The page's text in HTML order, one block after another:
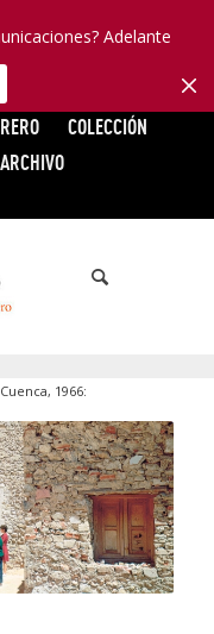
Adelante
COLECCIÓN
ARCHIVO
1966: